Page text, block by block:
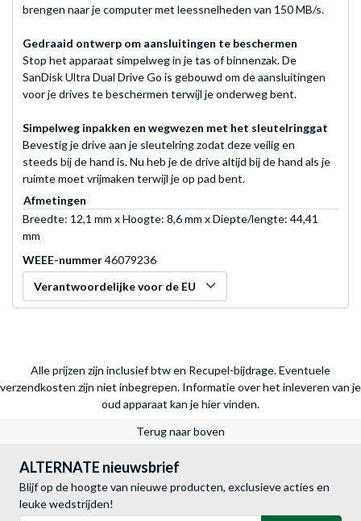
brengen naar je computer met leessnelheden van 150 MB/s.
Gedraaid ontwerp om aansluitingen te beschermen
Stop het apparaat simpelweg in je tas of binnenzak. De
SanDisk Ultra Dual Drive Go is gebouwd om de aansluitingen
voor je drives te beschermen terwijl je onderweg bent.
Simpelweg inpakken en wegwezen met het sleutelringgat
Bevestig je drive aan je sleutelring zodat deze veilig en
steeds bij de hand is. Nu heb je de drive altijd bij de hand als je
ruimte moet vrijmaken terwijl je op pad bent.
Afmetingen
Breedte: 12,1 mm x Hoogte: 8,6 mm x Diepte/lengte: 44,41
mm
WEEE-nummer46079236
Verantwoordelijke voor de EU
Alle prijzen zijn inclusief btw en Recupel-bijdrage. Eventuele
verzendkosten zijn niet inbegrepen. Informatie over het inleveren van je
oud apparaat kan je hier vinden.
Terug naar boven
ALTERNATE nieuwsbrief
Blijf op de hoogte van nieuwe producten, exclusieve acties en
leuke wedstrijden!